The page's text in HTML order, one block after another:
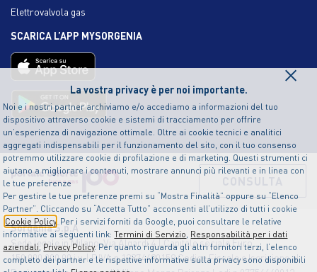
La vostra privacy è per noi importante.
Noi e i nostri partner archiviamo e/o accediamo a informazioni del tuo
dispositivo attraverso cookie e sistemi di tracciamento per offrire
un’esperienza di navigazione ottimale. Oltre ai cookie tecnici e analitici
aggregati indispensabili per il funzionamento del sito, con il tuo consenso
potremmo utilizzare cookie di profilazione e di marketing. Questi strumenti ci
aiutano a migliorare i contenuti, mostrare annunci più rilevanti e in linea con
le tue preferenze
Per gestire le tue preferenze premi su “Mostra Finalità” oppure su “Elenco
Partner”. Cliccando su “Accetta Tutto” acconsenti all’utilizzo di tutti i cookie
Cookie Policy. Per i servizi forniti da Google, puoi consultare le relative
informative ai seguenti link:Termini di Servizio, Responsabilità per i dati
aziendali,Privacy Policy. Per quanto riguarda gli altri fornitori terzi, l’elenco
completo dei partner e le rispettive informative sulla privacy sono disponibili
×
Elettrovalvola gas
SCARICA L’APP MYSORGENIA
Sorgenia S.p.A
Sede legale in Milano, Via Algardi 4 | Capitale sociale Euro
150.000.000,00 i.v. | P.IVA n.12874490159 Codice Fiscale e Iscrizione al